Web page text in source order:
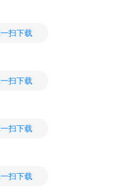
扫下载
扫下载
扫下载
扫下载